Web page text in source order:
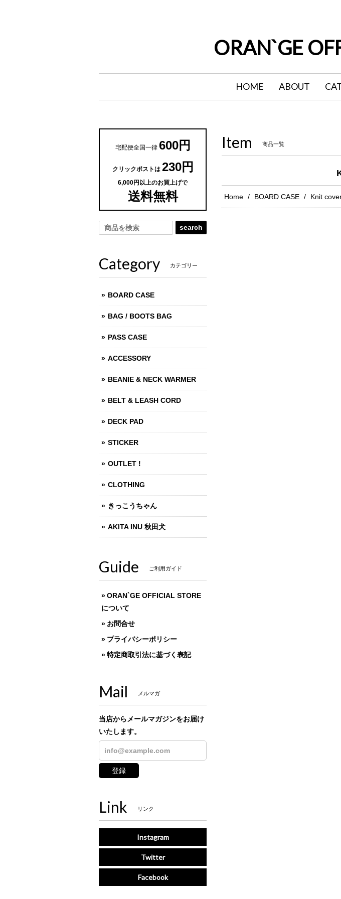
ORAN`GE
HOME ABOUT
Item 商品一覧
Home BOARD CASE Knit
宅配便全国一律 600円
クリックポストは 230円
6,000円以上のお買上げで
送料無料
search
Category カテゴリー
BOARD CASE
BAG / BOOTS BAG
PASS CASE
ACCESSORY
BEANIE & NECK WARMER
BELT & LEASH CORD
DECK PAD
STICKER
OUTLET !
CLOTHING
きっこうちゃん
AKITA INU 秋田犬
Guide ご利用ガイド
ORAN`GE OFFICIAL STORE
について
お問合せ
プライバシーポリシー
特定商取引法に基づく表記
Mail メルマガ
当店からメールマガジンをお届け
いたします。
登録
Link リンク
Instagram
Twitter
Facebook